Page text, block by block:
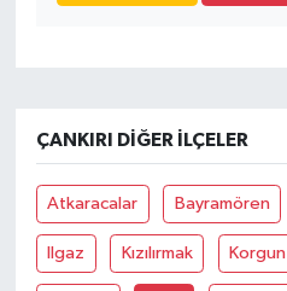
ÇANKIRI DIĞER İLÇELER
Atkaracalar Bayramören
Ilgaz Kızılırmak Korgun